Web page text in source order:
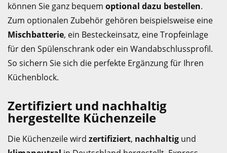
können Sie ganz bequem optional dazu bestellen.
Zum optionalen Zubehör gehören beispielsweise eine
Mischbatterie, ein Besteckeinsatz, eine Tropfeinlage
für den Spülenschrank oder ein Wandabschlussprofil.
So sichern Sie sich die perfekte Ergänzung für Ihren
Küchenblock.
Zertifiziert und nachhaltig
hergestellte Küchenzeile
Die Küchenzeile wird zertifiziert, nachhaltig und